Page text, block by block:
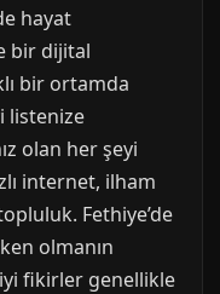
hayat
bir dijital
bir ortamda
listenize
olan her şeyi
internet, ilham
Fethiye’de
olmanın
iyi fikirler genellikle